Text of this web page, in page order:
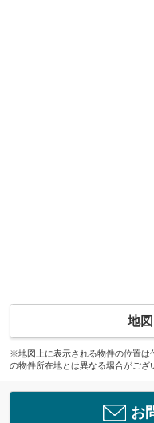
地
※地図上に表示される物件の位置は
の物件所在地とは異なる場合がござ
お